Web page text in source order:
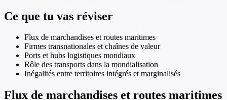
Ce que tu vas réviser
Flux de marchandises et routes maritimes
Firmes transnationales et chaînes de valeur
Ports et hubs logistiques mondiaux
Rôle des transports dans la mondialisation
Inégalités entre territoires intégrés et marginalisés
Flux de marchandises et routes maritimes